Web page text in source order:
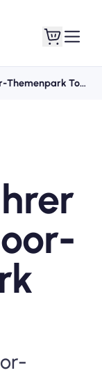
Besucherführer für den Indoor-Themenpark Tokyo